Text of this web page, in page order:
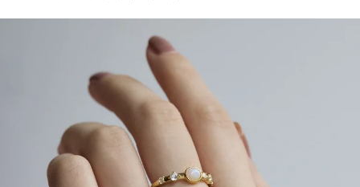
人気検索キーワード
#ハーフエタニティリング
#ダイヤモンド ネックレス #eギフト